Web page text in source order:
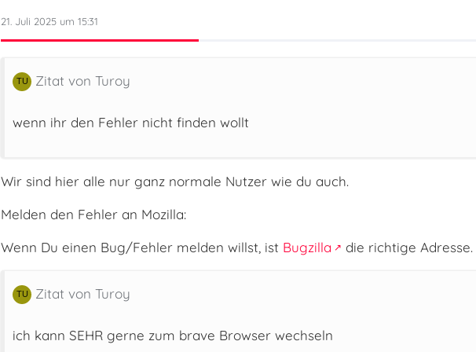
21. Juli 2025 um 15:31
Zitat von Turoy
wenn ihr den Fehler nicht finden wollt
Wir sind hier alle nur ganz normale Nutzer wie du auch.
Melden den Fehler an Mozilla:
Wenn Du einen Bug/Fehler melden willst, ist Bugzilla die richtige Adresse.
Zitat von Turoy
ich kann SEHR gerne zum brave Browser wechseln